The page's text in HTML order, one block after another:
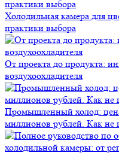
Холодильная камера для
практики выбора
От проекта до продукта:
воздухоохладителя
Промышленный холод:
миллионов рублей. Как не